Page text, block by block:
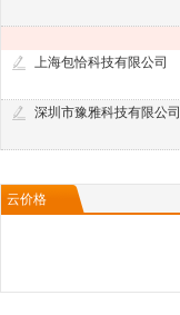
上海包恰科技有限公司
深圳市豫雅科技有限公司
云价格